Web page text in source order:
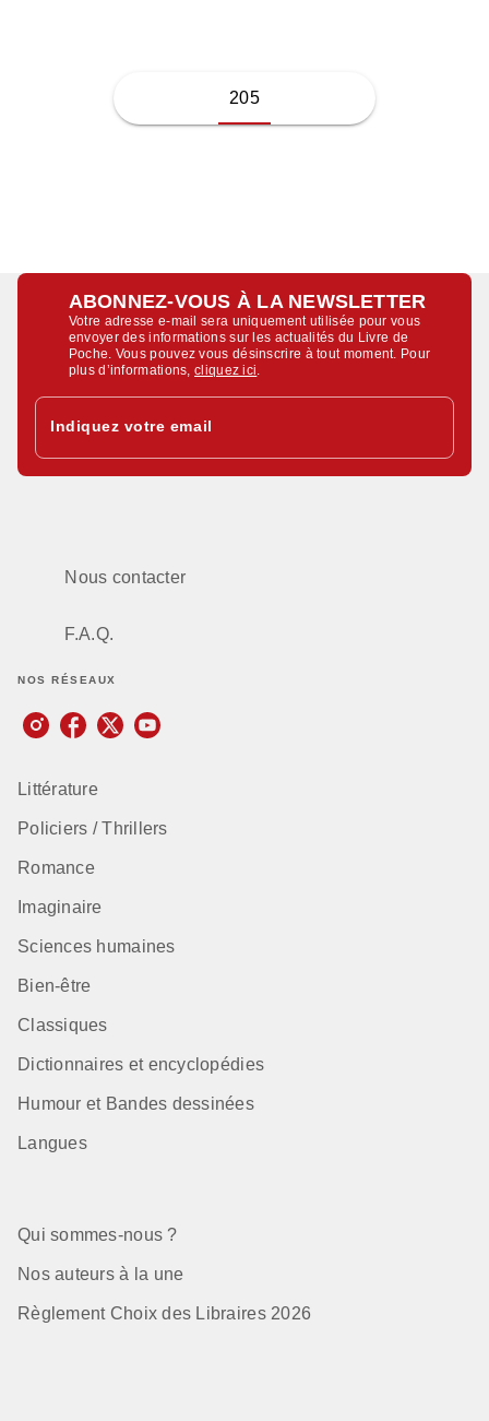
205
ABONNEZ-VOUS À LA NEWSLETTER
Votre adresse e-mail sera uniquement utilisée pour vous
envoyer des informations sur les actualités du Livre de
Poche. Vous pouvez vous désinscrire à tout moment. Pour
plus d’informations,cliquez ici
Indiquez votre email
Nous contacter
F.A.Q.
NOS RÉSEAUX
Littérature
Policiers / Thrillers
Romance
Imaginaire
Sciences humaines
Bien-être
Classiques
Dictionnaires et encyclopédies
Humour et Bandes dessinées
Langues
Qui sommes-nous ?
Nos auteurs à la une
Règlement Choix des Libraires 2026